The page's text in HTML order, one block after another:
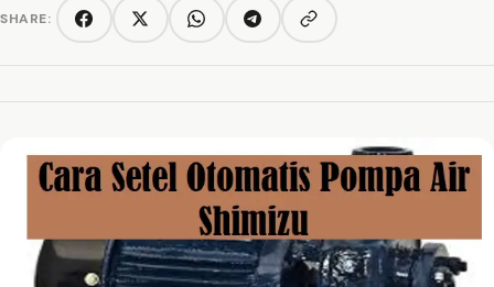
SHARE:
FacebookTwitter/XWhatsAppTelegramCopy link